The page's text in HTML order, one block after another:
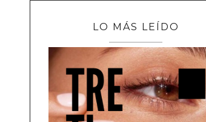
LO MÁS LEÍDO